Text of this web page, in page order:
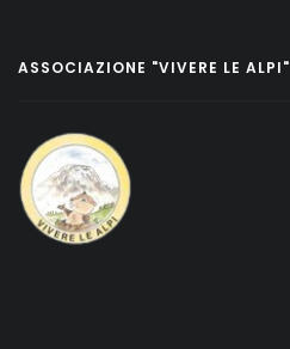
ASSOCIAZIONE "VIVERE LE ALPI"